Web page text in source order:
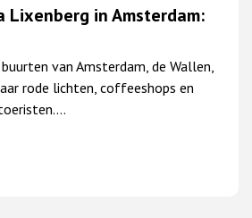
Lixenberg in Amsterdam:
van Amsterdam, de Wallen,
rode lichten, coffeeshops en